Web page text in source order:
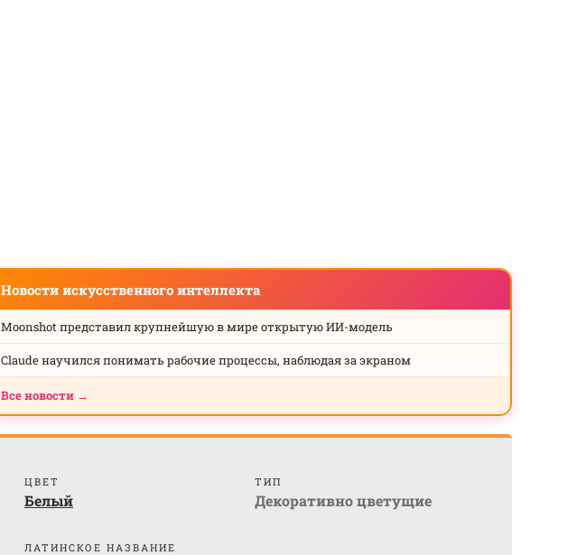
Новости искусственного интеллекта
Moonshot представил крупнейшую в мире открытую ИИ-модель
Claude научился понимать рабочие процессы, наблюдая за экраном
Все новости →
ЦВЕТ
Белый
ТИП
Декоративно цветущие
ЛАТИНСКОЕ НАЗВАНИЕ